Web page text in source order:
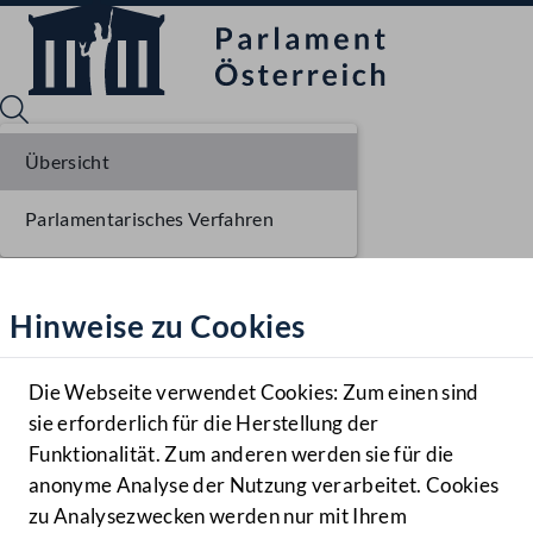
Hilfe
Benutzer
Navigationsmenü öffnen
MENÜ
Hinweise zu Cookies
Die Webseite verwendet Cookies: Zum einen sind
sie erforderlich für die Herstellung der
Funktionalität. Zum anderen werden sie für die
anonyme Analyse der Nutzung verarbeitet. Cookies
zu Analysezwecken werden nur mit Ihrem
Übersicht
Parlamentarisches Verfahren